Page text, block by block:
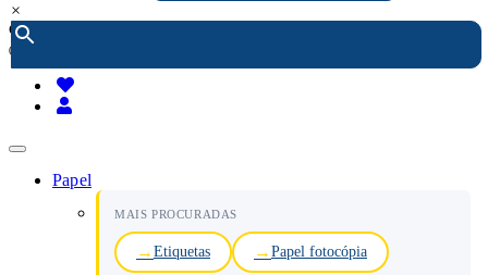
×
encomendar por telefone :
(chamada rede fixa nacional)
Papel
MAIS PROCURADAS
Etiquetas Papel fotocópia